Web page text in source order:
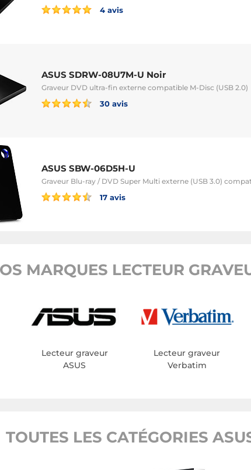
4 avis
ASUS SDRW-08U7M-U Noir
Graveur DVD ultra-fin externe compatible M-Disc (USB 2.0)
30 avis
ASUS SBW-06D5H-U
Graveur Blu-ray / DVD Super Multi externe (USB 3.0)
17 avis
MARQUES LECTEUR
Lecteur graveur
ASUS
Lecteur graveur
Verbatim
TOUTES LES CATÉGORIES